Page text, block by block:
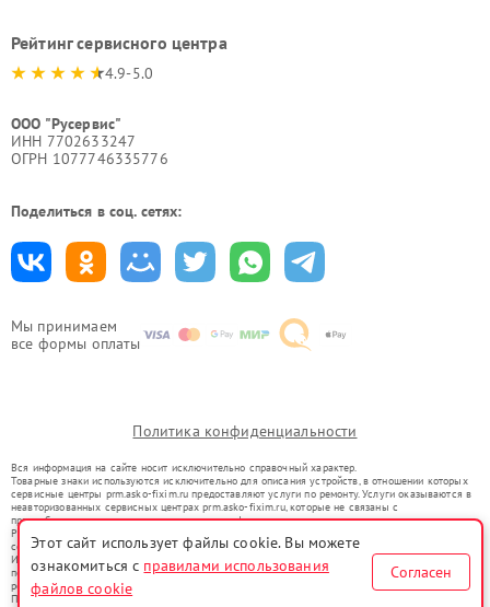
Мы принимаем
все формы оплаты
Рейтинг сервисного центра
4.9-5.0
ООО "Русервис"
ИНН 7702633247
ОГРН 1077746335776
Поделиться в соц. сетях:
Политика конфиденциальности
Вся информация на сайте носит исключительно справочный характер.
Товарные знаки используются исключительно для описания устройств, в отношении которых
сервисные центры prm.asko-fixim.ru предоставляют услуги по ремонту. Услуги оказываются в
неавторизованных сервисных центрах prm.asko-fixim.ru, которые не связаны с
правообладателями товарных знаков или их официальными представителями.
Ремонт осуществляется для устройств, уже введенных в гражданский оборот в соответствии
со статьей 1487 ГК РФ.
Использование товарных знаков не преследует цели индивидуализации услуг или введения
потребителей в заблуждение, а служит для информирования о предоставляемых услугах по
ремонту техники указанных брендов.
Представленная на сайте информация не является публичной офертой, определяемой
Этот сайт использует файлы cookie. Вы можете
ознакомиться с правилами использования
файлов cookie
Согласен